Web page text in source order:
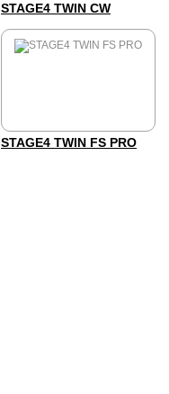
STAGE4 TWIN CW
STAGE4 TWIN FS PRO